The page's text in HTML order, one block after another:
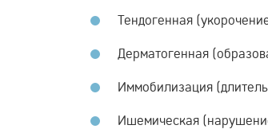
Тендогенная
Дерматогенная
Иммобилизация
Ишемическая